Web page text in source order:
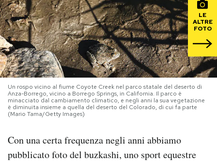
PODCAST
NEWSLETTER
I MIEI PREFERITI
SHOP
CALENDARIO
LE
ALTRE
FOTO
Un rospo vicino al fiume Coyote Creek nel parco statale del deserto di
Anza-Borrego, vicino a Borrego Springs, in California. Il parco è
minacciato dal cambiamento climatico, e negli anni la sua vegetazione
è diminuita insieme a quella del deserto del Colorado, di cui fa parte
(Mario Tama/Getty Images)
Con una certa frequenza negli anni abbiamo
pubblicato foto del buzkashi, uno sport equestre